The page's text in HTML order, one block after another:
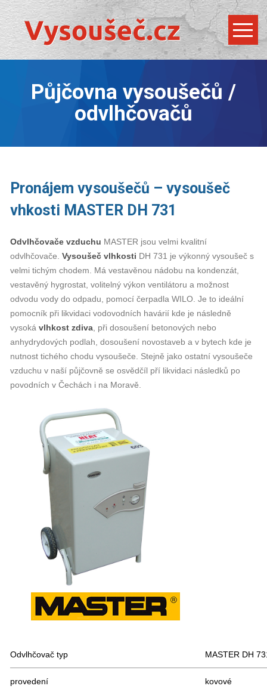
Půjčovna vysoušečů /
odvlhčovačů
Pronájem vysoušečů – vysoušeč
vhkosti MASTER DH 731
Odvlhčovače vzduchu MASTER jsou velmi kvalitní
odvlhčovače. Vysoušeč vlhkosti DH 731 je výkonný vysoušeč s
velmi tichým chodem. Má vestavěnou nádobu na kondenzát,
vestavěný hygrostat, volitelný výkon ventilátoru a možnost
odvodu vody do odpadu, pomocí čerpadla WILO. Je to ideální
pomocník při likvidaci vodovodních havárií kde je následně
vysoká vlhkost zdiva , při dosoušení betonových nebo
anhydrydových podlah, dosoušení novostaveb a v bytech kde je
nutnost tichého chodu vysoušeče. Stejně jako ostatní vysoušeče
vzduchu v naší půjčovně se osvědčíl pří likvidaci následků po
povodních v Čechách i na Moravě.
Odvlhčovač typ MASTER DH
provedení kovové